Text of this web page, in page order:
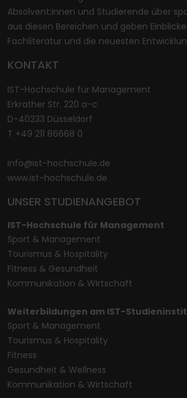
Absolvent:innen und Studierende über
aus diesen Bereichen und geben
Fachliteratur und die neuesten
KONTAKT
IST-Hochschule für Management
Erkrather Str. 220 a-c
D-40233 Düsseldorf
T +49 211 86668 0
info@ist-hochschule.de
www.ist-hochschule.de
UNSER STUDIENANGEBOT
IST-Hochschule für Management
Sport & Management
Tourismus & Hospitality
Fitness & Gesundheit
Kommunikation & Wirtschaft
Weiterbildungen am IST-
Sport & Management
Tourismus & Hospitality
Fitness
Gesundheit & Wellness
Kommunikation & Wirtschaft